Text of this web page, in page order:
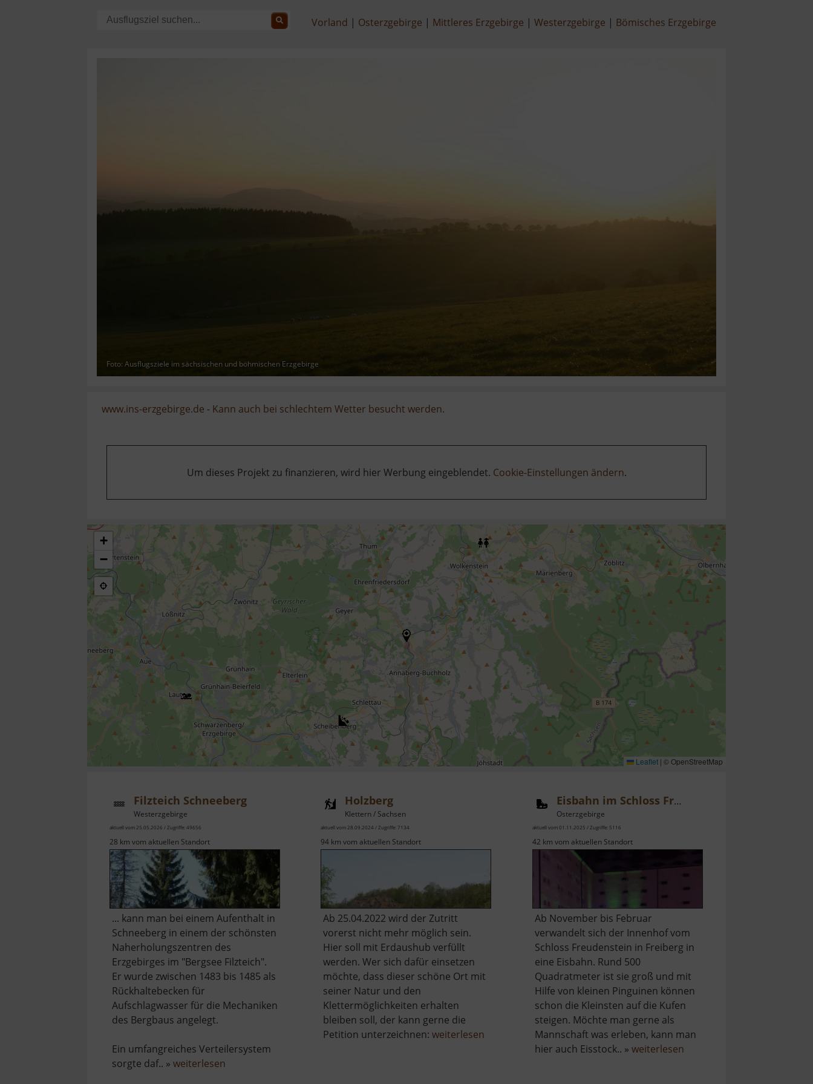
Vorland Osterzgebirge Mittleres Erzgebirge Westerzgebirge Bömisches Erzgebirge
Foto: Ausflugsziele im sächsischen und böhmischen Erzgebirge
www.ins-erzgebirge.de - Kann auch bei schlechtem Wetter besucht werden.
Um dieses Projekt zu finanzieren, wird hier Werbung eingeblendet. Cookie-Einstellungen ändern.
+
−
Leaflet | © OpenStreetMap
Filzteich Schneeberg
Westerzgebirge
aktuell vom 25.05.2026 / Zugriffe: 49656
28 km vom aktuellen Standort
... kann man bei einem Aufenthalt in
Schneeberg in einem der schönsten
Naherholungszentren des
Erzgebirges im "Bergsee Filzteich".
Er wurde zwischen 1483 bis 1485 als
Rückhaltebecken für
Aufschlagwasser für die Mechaniken
des Bergbaus angelegt.
Ein umfangreiches Verteilersystem
sorgte daf.. » weiterlesen
Holzberg
Klettern / Sachsen
aktuell vom 28.09.2024 / Zugriffe: 7134
94 km vom aktuellen Standort
Ab 25.04.2022 wird der Zutritt
vorerst nicht mehr möglich sein.
Hier soll mit Erdaushub verfüllt
werden. Wer sich dafür einsetzen
möchte, dass dieser schöne Ort mit
seiner Natur und den
Klettermöglichkeiten erhalten
bleiben soll, der kann gerne die
Petition unterzeichnen:weiterlesen
Eisbahn im Schloss Freudenstein
Osterzgebirge
aktuell vom 01.11.2025 / Zugriffe: 5116
42 km vom aktuellen Standort
Ab November bis Februar
verwandelt sich der Innenhof vom
Schloss Freudenstein in Freiberg in
eine Eisbahn. Rund 500
Quadratmeter ist sie groß und mit
Hilfe von kleinen Pinguinen können
schon die Kleinsten auf die Kufen
steigen. Möchte man gerne als
Mannschaft was erleben, kann man
hier auch Eisstock.. » weiterlesenüber